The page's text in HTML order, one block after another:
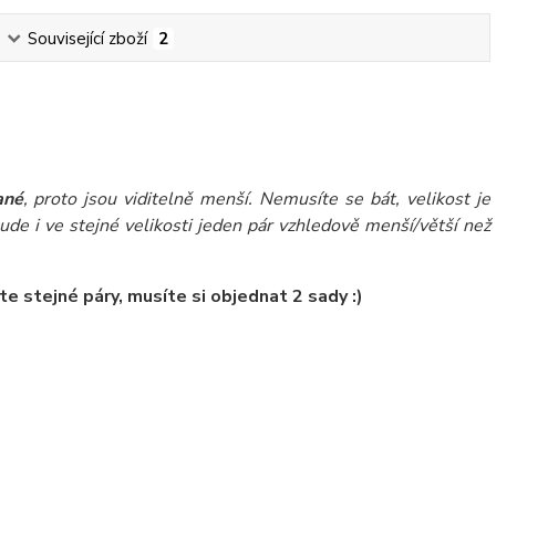
Související zboží 2
, proto jsou viditelně menší. Nemusíte se bát, velikost je
i ve stejné velikosti jeden pár vzhledově menší/větší než
stejné páry, musíte si objednat 2 sady :)